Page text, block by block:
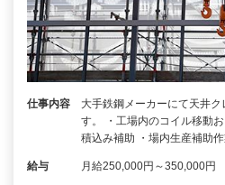
仕事内容
大手鉄鋼メーカーにて天井
す。 ・工場内のコイル移動
積込み補助 ・場内生産補助
給与 月給250,000円～350,000円